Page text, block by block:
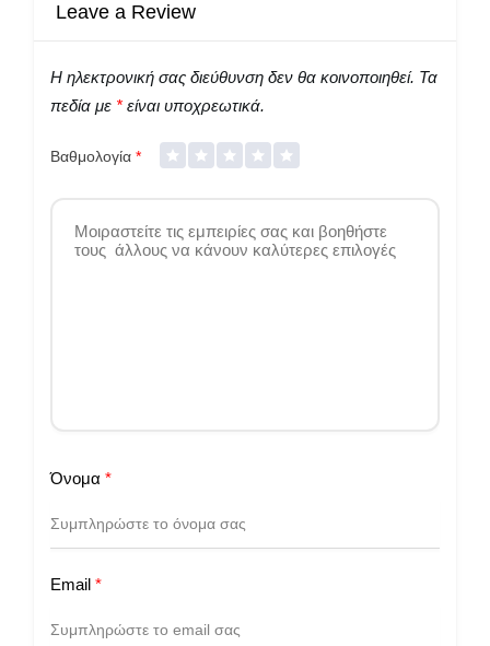
Leave a Review
Η ηλεκτρονική σας διεύθυνση δεν θα κοινοποιηθεί. Τα
πεδία με * είναι υποχρεωτικά.
Βαθμολογία *
Όνομα *
Email *